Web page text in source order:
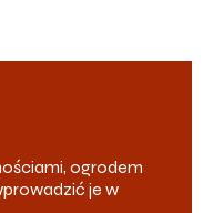
ogrodem
je w